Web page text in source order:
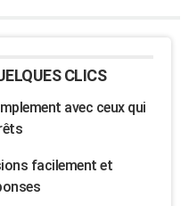
CLICS
avec ceux qui
facilement et